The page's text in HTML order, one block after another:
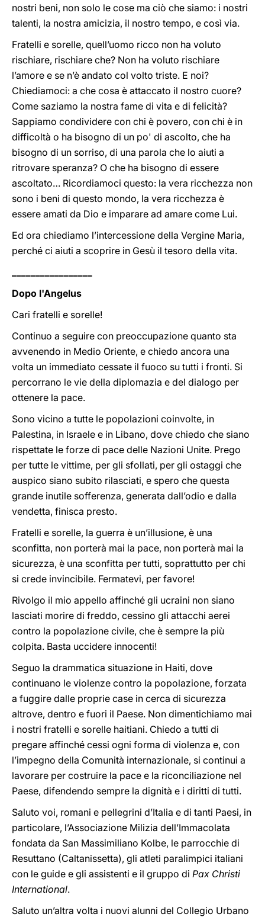
nostri beni, non solo le cose ma ciò che siamo: i nostri
talenti, la nostra amicizia, il nostro tempo, e così via.
Fratelli e sorelle, quell’uomo ricco non ha voluto
rischiare, rischiare che? Non ha voluto rischiare
l’amore e se n’è andato col volto triste. E noi?
Chiediamoci: a che cosa è attaccato il nostro cuore?
Come saziamo la nostra fame di vita e di felicità?
Sappiamo condividere con chi è povero, con chi è in
difficoltà o ha bisogno di un po' di ascolto, che ha
bisogno di un sorriso, di una parola che lo aiuti a
ritrovare speranza? O che ha bisogno di essere
ascoltato… Ricordiamoci questo: la vera ricchezza non
sono i beni di questo mondo, la vera ricchezza è
essere amati da Dio e imparare ad amare come Lui.
Ed ora chiediamo l’intercessione della Vergine Maria,
perché ci aiuti a scoprire in Gesù il tesoro della vita.
Dopo l'Angelus
Cari fratelli e sorelle!
Continuo a seguire con preoccupazione quanto sta
avvenendo in Medio Oriente, e chiedo ancora una
volta un immediato cessate il fuoco su tutti i fronti. Si
percorrano le vie della diplomazia e del dialogo per
ottenere la pace.
Sono vicino a tutte le popolazioni coinvolte, in
Palestina, in Israele e in Libano, dove chiedo che siano
rispettate le forze di pace delle Nazioni Unite. Prego
per tutte le vittime, per gli sfollati, per gli ostaggi che
auspico siano subito rilasciati, e spero che questa
grande inutile sofferenza, generata dall’odio e dalla
vendetta, finisca presto.
Fratelli e sorelle, la guerra è un’illusione, è una
sconfitta, non porterà mai la pace, non porterà mai la
sicurezza, è una sconfitta per tutti, soprattutto per chi
si crede invincibile. Fermatevi, per favore!
Rivolgo il mio appello affinché gli ucraini non siano
lasciati morire di freddo, cessino gli attacchi aerei
contro la popolazione civile, che è sempre la più
colpita. Basta uccidere innocenti!
Seguo la drammatica situazione in Haiti, dove
continuano le violenze contro la popolazione, forzata
a fuggire dalle proprie case in cerca di sicurezza
altrove, dentro e fuori il Paese. Non dimentichiamo mai
i nostri fratelli e sorelle haitiani. Chiedo a tutti di
pregare affinché cessi ogni forma di violenza e, con
l’impegno della Comunità internazionale, si continui a
lavorare per costruire la pace e la riconciliazione nel
Paese, difendendo sempre la dignità e i diritti di tutti.
Saluto voi, romani e pellegrini d’Italia e di tanti Paesi, in
particolare, l’Associazione Milizia dell’Immacolata
fondata da San Massimiliano Kolbe, le parrocchie di
Resuttano (Caltanissetta), gli atleti paralimpici italiani
con le guide e gli assistenti e il gruppo di Pax Christi
International.
Saluto un’altra volta i nuovi alunni del Collegio Urbano